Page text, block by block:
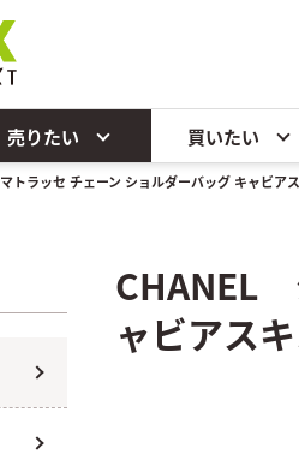
売りたい 買いたい
マトラッセ チェーン ショルダーバッグ キャビア
CHANEL
ャビアス